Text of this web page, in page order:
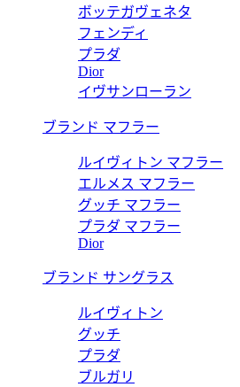
ボッテガヴェネタ
フェンディ
プラダ
Dior
イヴサンローラン
ブランド マフラー
ルイヴィトン マフラー
エルメス マフラー
グッチ マフラー
プラダ マフラー
Dior
ブランド サングラス
ルイヴィトン
グッチ
プラダ
ブルガリ